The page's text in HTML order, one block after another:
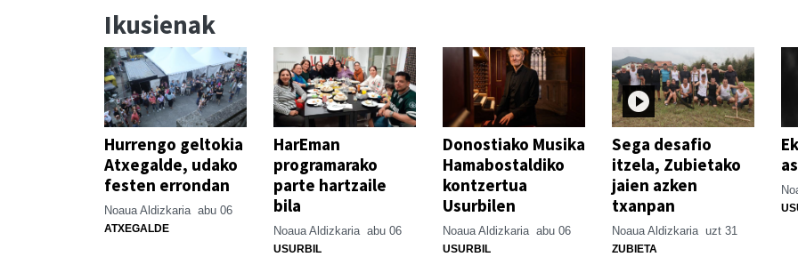
Ikusienak
Hurrengo geltokia
Atxegalde, udako
festen errondan
Noaua Aldizkaria abu 06
ATXEGALDE
HarEman
programarako
parte hartzaile
bila
Noaua Aldizkaria abu 06
USURBIL
Donostiako Musika
Hamabostaldiko
kontzertua
Usurbilen
Noaua Aldizkaria abu 06
USURBIL
Sega desafio
itzela, Zubietako
jaien azken
txanpan
Noaua Aldizkaria uzt 31
ZUBIETA